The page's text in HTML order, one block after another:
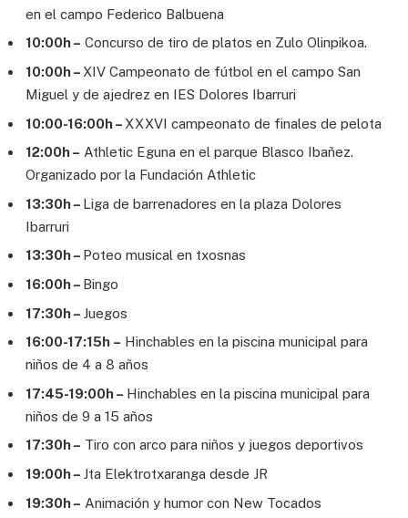
en el campo Federico Balbuena
10:00h – Concurso de tiro de platos en Zulo Olinpikoa.
10:00h – XIV Campeonato de fútbol en el campo San
Miguel y de ajedrez en IES Dolores Ibarruri
10:00-16:00h – XXXVI campeonato de finales de pelota
12:00h – Athletic Eguna en el parque Blasco Ibañez.
Organizado por la Fundación Athletic
13:30h – Liga de barrenadores en la plaza Dolores
Ibarruri
13:30h – Poteo musical en txosnas
16:00h – Bingo
17:30h – Juegos
16:00-17:15h – Hinchables en la piscina municipal para
niños de 4 a 8 años
17:45-19:00h – Hinchables en la piscina municipal para
niños de 9 a 15 años
17:30h – Tiro con arco para niños y juegos deportivos
19:00h – Jta Elektrotxaranga desde JR
19:30h – Animación y humor con New Tocados